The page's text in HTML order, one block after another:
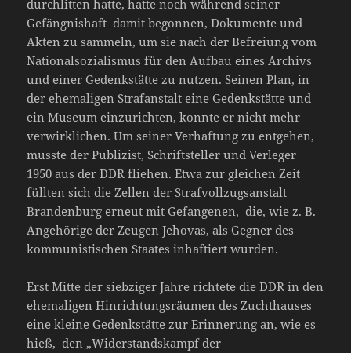
durchlitten hatte, hatte noch während seiner
Gefängnishaft damit begonnen, Dokumente und
Akten zu sammeln, um sie nach der Befreiung vom
Nationalsozialismus für den Aufbau eines Archivs
und einer Gedenkstätte zu nutzen. Seinen Plan, in
der ehemaligen Strafanstalt eine Gedenkstätte und
ein Museum einzurichten, konnte er nicht mehr
verwirklichen. Um seiner Verhaftung zu entgehen,
musste der Publizist, Schriftsteller und Verleger
1950 aus der DDR fliehen. Etwa zur gleichen Zeit
füllten sich die Zellen der Strafvollzugsanstalt
Brandenburg erneut mit Gefangenen, die, wie z. B.
Angehörige der Zeugen Jehovas, als Gegner des
kommunistischen Staates inhaftiert wurden.
Erst Mitte der siebziger Jahre richtete die DDR in den
ehemaligen Hinrichtungsräumen des Zuchthauses
eine kleine Gedenkstätte zur Erinnerung an, wie es
hieß, den „Widerstandskampf der